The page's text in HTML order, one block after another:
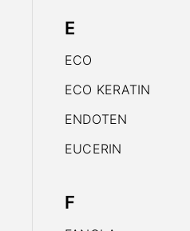
E
ECO
ECO KERATIN
ENDOTEN
EUCERIN
F